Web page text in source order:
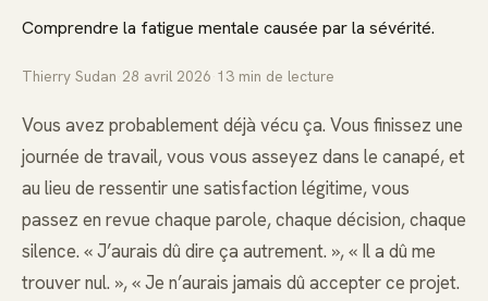
Comprendre la fatigue mentale causée par la sévérité.
Thierry Sudan 28 avril 2026 13 min de lecture
Vous avez probablement déjà vécu ça. Vous finissez une
journée de travail, vous vous asseyez dans le canapé, et
au lieu de ressentir une satisfaction légitime, vous
passez en revue chaque parole, chaque décision, chaque
silence. « J’aurais dû dire ça autrement. », « Il a dû me
trouver nul. », « Je n’aurais jamais dû accepter ce projet.